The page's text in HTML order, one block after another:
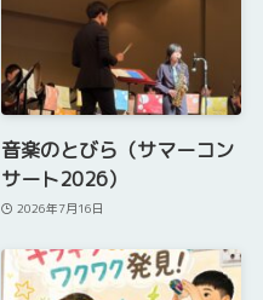
音楽のとびら（サマーコン
サート2026）
2026年7月16日